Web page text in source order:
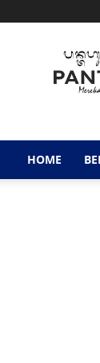
HOME